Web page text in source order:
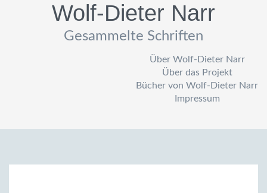
Wolf-Dieter Narr
Gesammelte Schriften
Über Wolf-Dieter Narr
Über das Projekt
Bücher von Wolf-Dieter Narr
Impressum